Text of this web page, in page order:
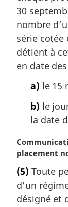
30
nombre
série cotée
détient à
en date
a) le 15
b) le
la date
N
o
e
m
a
placement
(5) Toute
d’un
désigné et